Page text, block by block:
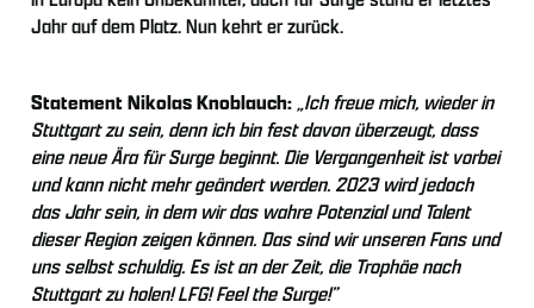
Jahr auf dem Platz. Nun kehrt er zurück.
Statement Nikolas Knoblauch:„Ich freue mich, wieder in
Stuttgart zu sein, denn ich bin fest davon überzeugt, dass
eine neue Ära für Surge beginnt. Die Vergangenheit ist vorbei
und kann nicht mehr geändert werden. 2023 wird jedoch
das Jahr sein, in dem wir das wahre Potenzial und Talent
dieser Region zeigen können. Das sind wir unseren Fans und
uns selbst schuldig. Es ist an der Zeit, die Trophäe nach
Stuttgart zu holen! LFG! Feel the Surge!”